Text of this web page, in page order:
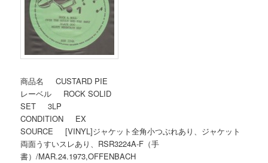
商品名 CUSTARD PIE
レーベル ROCK SOLID
SET 3LP
CONDITION EX
SOURCE [VINYL]ジャケット全角小つぶれあり、ジャケット
両面うすいスレあり、RSR3224A-F（手
書）/MAR.24.1973,OFFENBACH